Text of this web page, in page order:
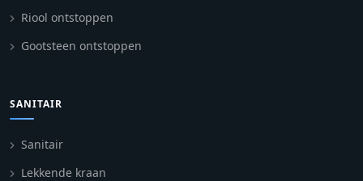
Riool ontstoppen
Gootsteen ontstoppen
SANITAIR
Sanitair
Lekkende kraan